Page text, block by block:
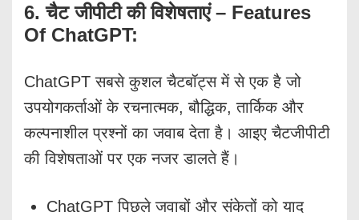
6. चैट जीपीटी की विशेषताएं – Features
Of ChatGPT:
ChatGPT सबसे कुशल चैटबॉट्स में से एक है जो
उपयोगकर्ताओं के रचनात्मक, बौद्धिक, तार्किक और
कल्पनाशील प्रश्नों का जवाब देता है। आइए चैटजीपीटी
की विशेषताओं पर एक नजर डालते हैं।
ChatGPT पिछले जवाबों और संकेतों को याद